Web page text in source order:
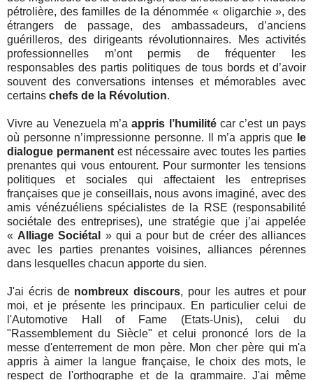
pétrolière, des familles de la dénommée « oligarchie », des
étrangers de passage, des ambassadeurs, d’anciens
guérilleros, des dirigeants révolutionnaires. Mes activités
professionnelles m’ont permis de fréquenter les
responsables des partis politiques de tous bords et d’avoir
souvent des conversations intenses et mémorables avec
certains chefs de la Révolution.
Vivre au Venezuela m’aappris l’humilitécar c’est un pays
où personne n’impressionne personne. Il m’a appris que le
dialogue permanentest nécessaire avec toutes les parties
prenantes qui vous entourent. Pour surmonter les tensions
politiques et sociales qui affectaient les entreprises
françaises que je conseillais, nous avons imaginé, avec des
amis vénézuéliens spécialistes de la RSE (responsabilité
sociétale des entreprises), une stratégie que j’ai appelée
«Alliage Sociétal
» qui a pour but de créer des alliances
avec les parties prenantes voisines, alliances pérennes
dans lesquelles chacun apporte du sien.
J'ai écris de nombreux discours, pour les autres et pour
moi, et je présente les principaux. En particulier celui de
l'Automotive Hall of Fame (Etats-Unis), celui du
"Rassemblement du Siècle" et celui prononcé lors de la
messe d'enterrement de mon père. Mon cher père qui m'a
appris à aimer la langue française, le choix des mots, le
respect de l'orthographe et de la grammaire. J'ai même